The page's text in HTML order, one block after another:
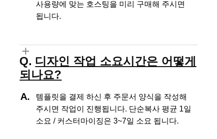
사용량에 맞는 호스팅을 미리 구매해 주시면
됩니다.
디자인 작업 소요시간은 어떻게
되나요?
템플릿을 결제 하신 후 주문서 양식을 작성해
주시면 작업이 진행됩니다. 단순복사 평균 1일
소요 / 커스터마이징은 3~7일 소요 됩니다.